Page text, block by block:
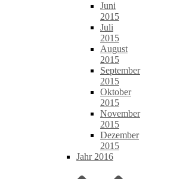
Juni
2015
Juli
2015
August
2015
September
2015
Oktober
2015
November
2015
Dezember
2015
Jahr 2016